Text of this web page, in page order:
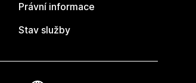
Právní informace
Stav služby